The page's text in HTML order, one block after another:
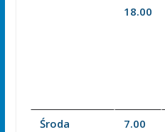
18.00
Środa
7.00